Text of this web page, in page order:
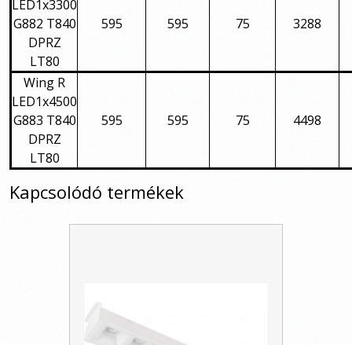
LED1x3300
G882 T840
DPRZ
LT80
595 595 75 3288
Wing R
LED1x4500
G883 T840
DPRZ
LT80
595 595 75 4498
Kapcsolódó termékek